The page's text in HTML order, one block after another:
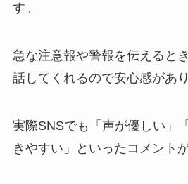
す。
急な注意報や警報を伝えると
話してくれるので安心感があり
実際SNSでも「声が優しい」
きやすい」といったコメント